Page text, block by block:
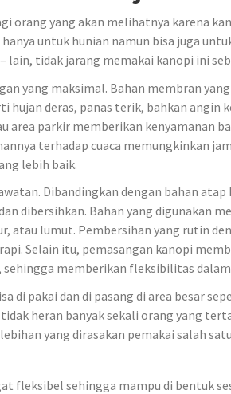
orang yang akan melihatnya karena
untuk hunian namun bisa juga
tidak jarang memakai kanopi ini
yang maksimal. Bahan membran
deras, panas terik, bahkan angin
area parkir memberikan kenyamanan
terhadap cuaca memungkinkan
lebih baik.
Dibandingkan dengan bahan
dibersihkan. Bahan yang digunakan
atau lumut. Pembersihan yang rutin
Selain itu, pemasangan kanopi
memberikan fleksibilitas
di pakai dan di pasang di area besar
heran banyak sekali orang yang
yang dirasakan pemakai salah
fleksibel sehingga mampu di bentuk